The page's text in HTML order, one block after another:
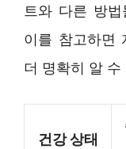
트와 다른 방
이를 참고하면
더 명확히 알 수
건강 상태